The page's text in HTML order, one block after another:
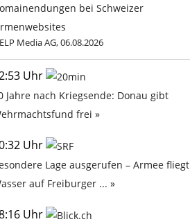
bei Schweizer
Media AG, 06.08.2026
Uhr
Jahre nach Kriegsende: Donau gibt
frei »
Uhr
Lage ausgerufen – Armee fliegt
auf Freiburger ... »
Uhr